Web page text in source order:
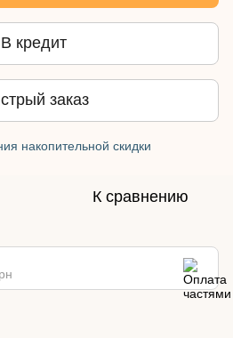
В кредит
заказ
накопительной скидки
К сравнению